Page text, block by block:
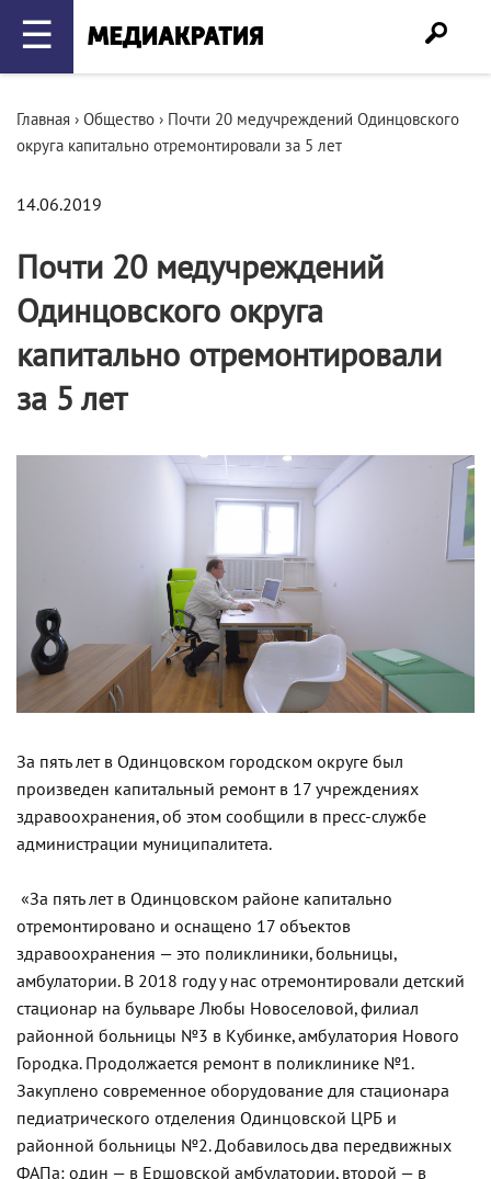
☰
Главная › Общество › Почти 20 медучреждений Одинцовского
округа капитально отремонтировали за 5 лет
14.06.2019
Почти 20 медучреждений
Одинцовского округа
капитально отремонтировали
за 5 лет
За пять лет в Одинцовском городском округе был
произведен капитальный ремонт в 17 учреждениях
здравоохранения, об этом сообщили в пресс-службе
администрации муниципалитета.
«За пять лет в Одинцовском районе капитально
отремонтировано и оснащено 17 объектов
здравоохранения — это поликлиники, больницы,
амбулатории. В 2018 году у нас отремонтировали детский
стационар на бульваре Любы Новоселовой, филиал
районной больницы №3 в Кубинке, амбулатория Нового
Городка. Продолжается ремонт в поликлинике №1.
Закуплено современное оборудование для стационара
педиатрического отделения Одинцовской ЦРБ и
районной больницы №2. Добавилось два передвижных
ФАПа: один — в Ершовской амбулатории, второй — в